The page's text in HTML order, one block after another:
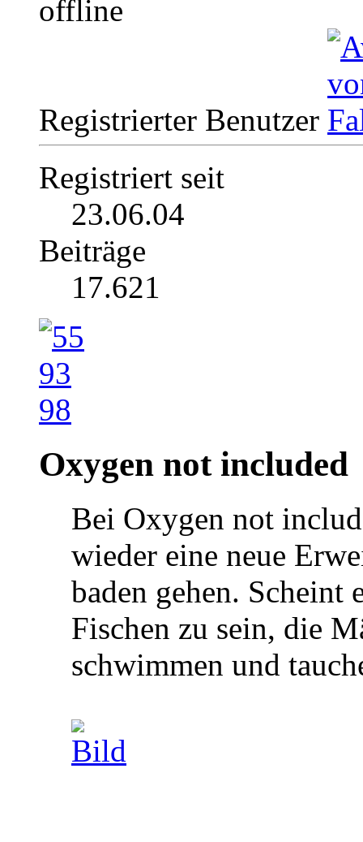
Registrierter Benutzer
Registriert seit
23.06.04
Beiträge
17.621
Oxygen not included
Bei Oxygen not
wieder eine neue
baden gehen. Scheint
Fischen zu sein, die
schwimmen und